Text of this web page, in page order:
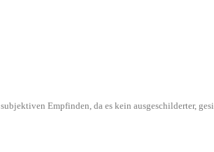
Empfinden, da es kein ausgeschilderter,